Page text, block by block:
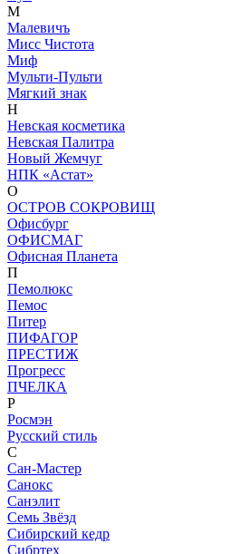
М
Малевичъ
Мисс Чистота
Миф
Мульти-Пульти
Мягкий знак
Н
Невская косметика
Невская Палитра
Новый Жемчуг
НПК «Астат»
О
ОСТРОВ СОКРОВИЩ
Офисбург
ОФИСМАГ
Офисная Планета
П
Пемолюкс
Пемос
Питер
ПИФАГОР
ПРЕСТИЖ
Прогресс
ПЧЕЛКА
Р
Росмэн
Русский стиль
С
Сан-Мастер
Санокс
Санэлит
Семь Звёзд
Сибирский кедр
Сибртех